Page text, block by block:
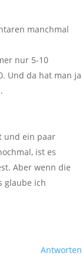
manchmal
nur 5-10
Und da hat man ja
und ein paar
ist es
Aber wenn die
glaube ich
Antworten